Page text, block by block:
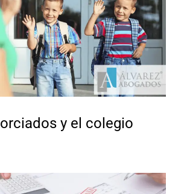
y el colegio